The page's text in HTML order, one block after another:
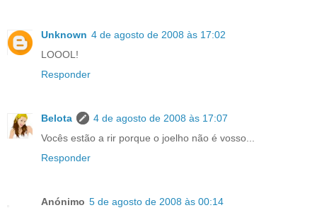
Unknown 4 de agosto de 2008 às 17:02
LOOOL!
Responder
Belota
4 de agosto de 2008 às 17:07
Vocês estão a rir porque o joelho não é vosso...
Responder
Anónimo 5 de agosto de 2008 às 00:14